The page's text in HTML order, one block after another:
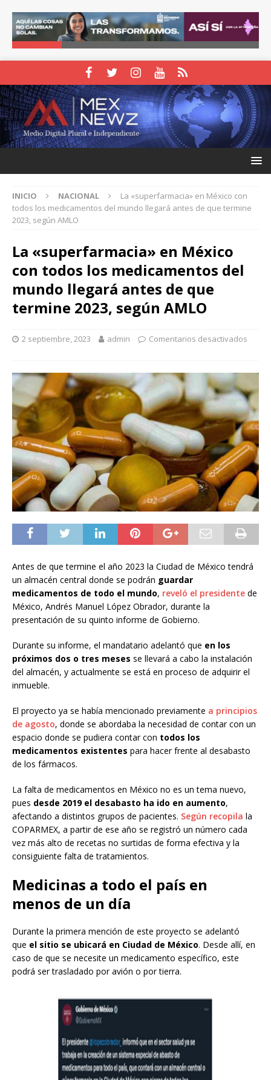
INICIO NACIONAL
La «superfarmacia» en México con
todos los medicamentos del mundo llegará antes de que termine
2023, según AMLO
La «superfarmacia» en México
con todos los medicamentos del
mundo llegará antes de que
termine 2023, según AMLO
2 septiembre, 2023 admin Comentarios desactivados
Antes de que termine el año 2023 la Ciudad de México tendrá
un almacén central donde se podrán guardar
medicamentos de todo el mundo, reveló el presidente de
México, Andrés Manuel López Obrador, durante la
presentación de su quinto informe de Gobierno.
Durante su informe, el mandatario adelantó que en los
próximos dos o tres meses se llevará a cabo la instalación
del almacén, y actualmente se está en proceso de adquirir el
inmueble.
El proyecto ya se había mencionado previamente a principios
de agosto, donde se abordaba la necesidad de contar con un
espacio donde se pudiera contar con todos los
medicamentos existentes para hacer frente al desabasto
de los fármacos.
La falta de medicamentos en México no es un tema nuevo,
pues desde 2019 el desabasto ha ido en aumento,
afectando a distintos grupos de pacientes. Según recopila la
COPARMEX, a partir de ese año se registró un número cada
vez más alto de recetas no surtidas de forma efectiva y la
consiguiente falta de tratamientos.
Medicinas a todo el país en
menos de un día
Durante la primera mención de este proyecto se adelantó
que el sitio se ubicará en Ciudad de México. Desde allí, en
caso de que se necesite un medicamento específico, este
podrá ser trasladado por avión o por tierra.